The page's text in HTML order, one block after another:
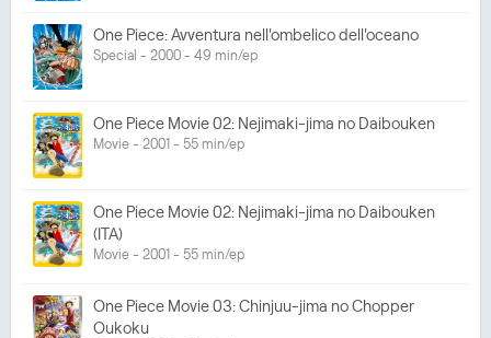
One Piece: Avventura nell'ombelico dell'oceano
Special - 2000 - 49 min/ep
One Piece Movie 02: Nejimaki-jima no Daibouken
Movie - 2001 - 55 min/ep
One Piece Movie 02: Nejimaki-jima no Daibouken
(ITA)
Movie - 2001 - 55 min/ep
One Piece Movie 03: Chinjuu-jima no Chopper
Oukoku